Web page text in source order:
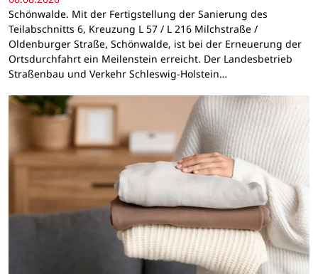
Schönwalde. Mit der Fertigstellung der Sanierung des
Teilabschnitts 6, Kreuzung L 57 / L 216 Milchstraße /
Oldenburger Straße, Schönwalde, ist bei der Erneuerung der
Ortsdurchfahrt ein Meilenstein erreicht. Der Landesbetrieb
Straßenbau und Verkehr Schleswig-Holstein…